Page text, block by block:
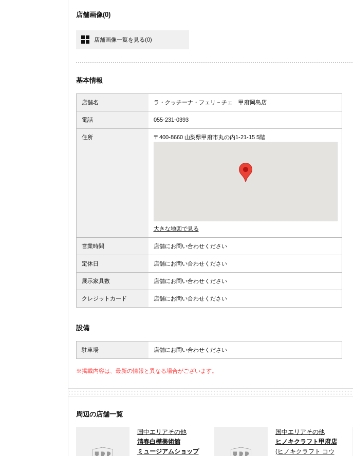
店舗画像(0)
店舗画像一覧を見る(0)
基本情報
店舗名 ラ・クッチーナ・フェリ－チェ 甲府岡島店
電話 055-231-0393
住所 〒400-8660 山梨県甲府市丸の内1-21-15 5階
大きな地図で見る
営業時間 店舗にお問い合わせください
定休日 店舗にお問い合わせください
展示家具数 店舗にお問い合わせください
クレジットカード 店舗にお問い合わせください
設備
駐車場 店舗にお問い合わせください
※掲載内容は、最新の情報と異なる場合がございます。
周辺の店舗一覧
国中エリアその他
清春白樺美術館
ミュージアムショップ
国中エリアその他
ヒノキクラフト甲府店
(ヒノキクラフト コウ